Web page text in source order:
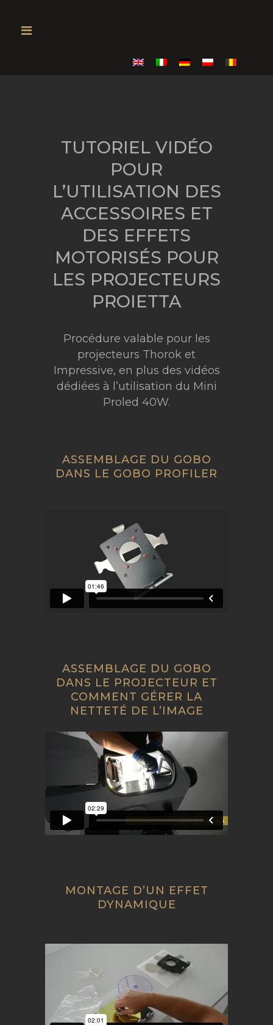
TUTORIEL VIDÉO
POUR
L’UTILISATION DES
ACCESSOIRES ET
DES EFFETS
MOTORISÉS POUR
LES PROJECTEURS
PROIETTA
Procédure valable pour les
projecteurs Thorok et
Impressive, en plus des vidéos
dédiées à l’utilisation du Mini
Proled 40W.
ASSEMBLAGE DU GOBO
DANS LE GOBO PROFILER
ASSEMBLAGE DU GOBO
DANS LE PROJECTEUR ET
COMMENT GÉRER LA
NETTETÉ DE L’IMAGE
MONTAGE D’UN EFFET
DYNAMIQUE